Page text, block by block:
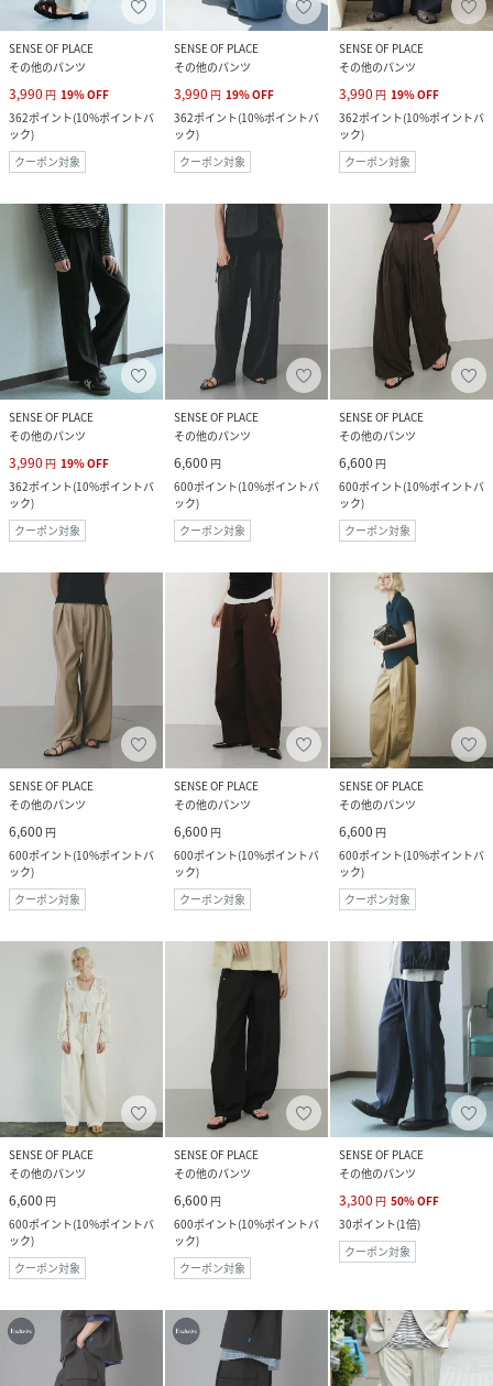
SENSE OF PLACE
その他のパンツ
3,990 円 19%OFF
362ポイント(10%ポイントバ
ック)
クーポン対象
SENSE OF PLACE
その他のパンツ
3,990 円 19%OFF
362ポイント(10%ポイントバ
ック)
クーポン対象
SENSE OF PLACE
その他のパンツ
3,990 円 19%OFF
362ポイント(10%ポイントバ
ック)
クーポン対象
SENSE OF PLACE
その他のパンツ
3,990 円 19%OFF
362ポイント(10%ポイントバ
ック)
クーポン対象
SENSE OF PLACE
その他のパンツ
6,600 円
600ポイント(10%ポイントバ
ック)
クーポン対象
SENSE OF PLACE
その他のパンツ
6,600 円
600ポイント(10%ポイントバ
ック)
クーポン対象
SENSE OF PLACE
その他のパンツ
6,600 円
600ポイント(10%ポイントバ
ック)
クーポン対象
SENSE OF PLACE
その他のパンツ
6,600 円
600ポイント(10%ポイントバ
ック)
クーポン対象
SENSE OF PLACE
その他のパンツ
6,600 円
600ポイント(10%ポイントバ
ック)
クーポン対象
SENSE OF PLACE
その他のパンツ
6,600 円
600ポイント(10%ポイントバ
ック)
クーポン対象
SENSE OF PLACE
その他のパンツ
6,600 円
600ポイント(10%ポイントバ
ック)
クーポン対象
SENSE OF PLACE
その他のパンツ
3,300 円 50%OFF
30ポイント(1倍)
クーポン対象